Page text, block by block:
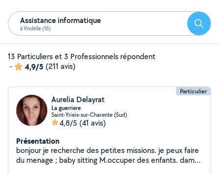
Assistance informatique
à Vindelle (16)
13 Particuliers et 3 Professionnels répondent
-
4,9/5 (211 avis)
Particulier
Aurelia Delayrat
La guerriere
Saint-Yrieix-sur-Charente (Sud)
4,8/5 (41 avis)
Présentation
bonjour je recherche des petites missions. je peux faire
du menage ; baby sitting M.occuper des enfants. dame